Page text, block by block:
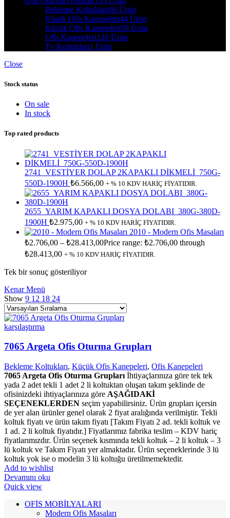
Bekleme Koltukları66 Ürün
Klasik Ofis Kanepeleri44 Ürün
Küçük Ofis Kanepeleri58 Ürün
Ofis Kanepeleri126 Ürün
Tv Koltukları1 Ürün
Close
Stock status
On sale
In stock
Top rated products
2741_VESTİYER DOLAP 2KAPAKLI DİKMELİ_750G-
550D-1900H ₺6.566,00 + % 10 KDV HARİÇ FİYATIDIR.
2655_YARIM KAPAKLI DOSYA DOLABI_380G-380D-
1900H ₺2.975,00 + % 10 KDV HARİÇ FİYATIDIR.
2010 - Modern Ofis Masaları
₺2.706,00 – ₺28.413,00Price range: ₺2.706,00 through
₺28.413,00 + % 10 KDV HARİÇ FİYATIDIR.
Tek bir sonuç gösteriliyor
Kenar Menü
Show 9 12 18 24
karşılaştırma
7065 Argeta Ofis Oturma Grupları
Bekleme Koltukları, Küçük Ofis Kanepeleri, Ofis Kanepeleri
7065 Argeta Ofis Oturma Grupları İhtiyaçlarınıza göre tek tek
yada 2 adet tekli 1 adet 2 li koltuktan oluşan takım şeklinde de
ofisinizdeki ihtiyaçlarınıza göre AŞAĞIDAKİ
SEÇENEKLERDEN seçim yapabilirsiniz. Ürün grupları içersin
de yer alan ürünler genel olarak 2 fiyat aralığında verilmiştir. Tekli
koltuk fiyatı ve ürün takım fiyatı [Takım Fiyatı 2 ad. tekli koltuk ve
1 ad. 2 li koltuk fiyatıdır.] Fiyatlarımız fabrika teslim – KDV hariç
fiyatlarımızdır. Ürün seçenek kısmında tekli koltuk – 2 li koltuk – 3
lü koltuk ve Takım Fiyatı yer almaktadır. Ürün seçeneklerinde 3 lü
koltuk yok ise o modelin 3 lü koltuğu üretilmemektedir.
Add to wishlist
Devamını oku
Quick view
OFİS MOBİLYALARI
Modern Ofis Masaları